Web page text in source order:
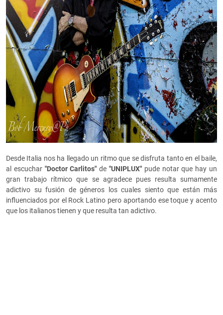
Desde Italia nos ha llegado un ritmo que se disfruta tanto en el baile,
al escuchar "Doctor Carlitos"de"UNIPLUX" pude notar que hay un
gran trabajo rítmico que se agradece pues resulta sumamente
adictivo su fusión de géneros los cuales siento que están más
influenciados por el Rock Latino pero aportando ese toque y acento
que los italianos tienen y que resulta tan adictivo.